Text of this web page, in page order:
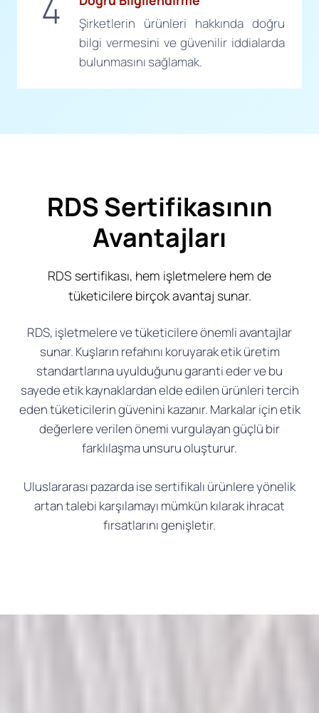
4
Şirketlerin ürünleri hakkında doğru
bilgi vermesini ve güvenilir iddialarda
bulunmasını sağlamak.
RDS Sertifikasının
Avantajları
RDS sertifikası, hem işletmelere hem de
tüketicilere birçok avantaj sunar.
RDS, işletmelere ve tüketicilere önemli avantajlar
sunar. Kuşların refahını koruyarak etik üretim
standartlarına uyulduğunu garanti eder ve bu
sayede etik kaynaklardan elde edilen ürünleri tercih
eden tüketicilerin güvenini kazanır. Markalar için etik
değerlere verilen önemi vurgulayan güçlü bir
farklılaşma unsuru oluşturur.
Uluslararası pazarda ise sertifikalı ürünlere yönelik
artan talebi karşılamayı mümkün kılarak ihracat
fırsatlarını genişletir.